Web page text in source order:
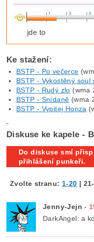
jde to
Ke stažení:
BSTP - Po večerce
BSTP - Vykostěný soul
BSTP - Rudý zlo (wma
BSTP - Snídaně (wma
BSTP - Vypitej Honza
Diskuse ke kapele -
Do diskuse smí
přihlášení punkeři.
Zvolte stranu: 1-20 |
Jenny-Jejn -
DarkAngel: a